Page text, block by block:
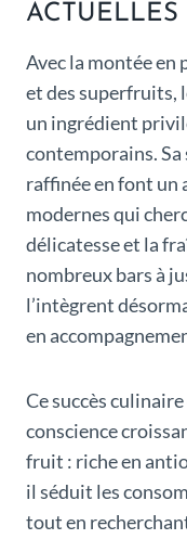
ACTUELLES
Avec la montée en
et des superfruits,
un ingrédient
contemporains.
raffinée en font un
modernes qui
délicatesse et la
nombreux bars à
l’intègrent
en
Ce succès
conscience
fruit : riche en
il séduit les
tout en